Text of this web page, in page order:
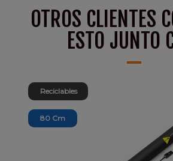
OTROS CLIENTES
ESTO JUNTO
80 Cm
Reciclables